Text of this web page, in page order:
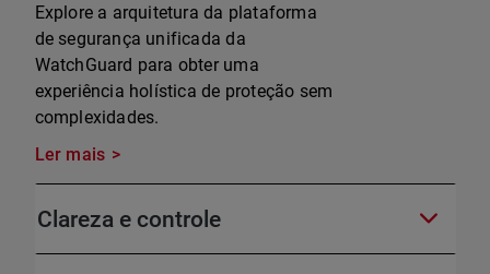
Explore a arquitetura da plataforma
de segurança unificada da
WatchGuard para obter uma
experiência holística de proteção sem
complexidades.
Ler mais
Clareza e controle